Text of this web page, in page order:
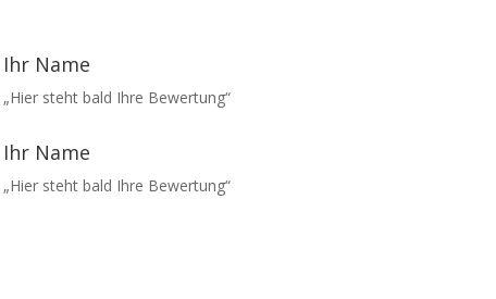
Ihr Name
„Hier steht bald Ihre Bewertung“
Ihr Name
„Hier steht bald Ihre Bewertung“